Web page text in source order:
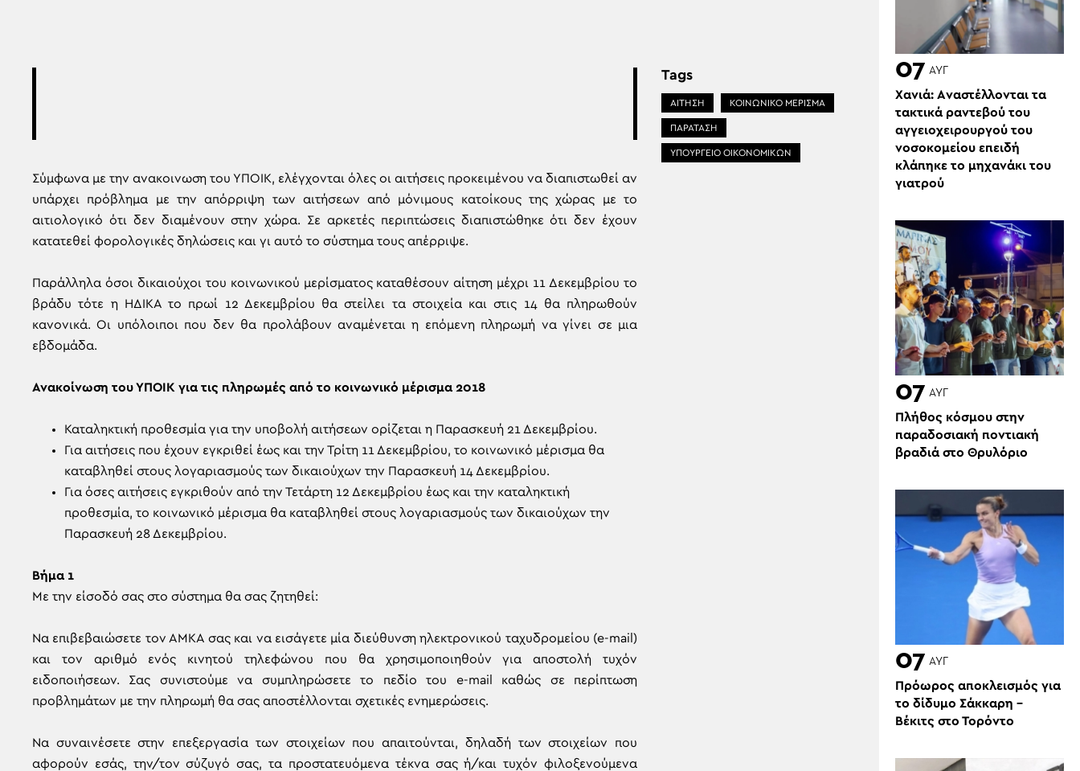
Σύμφωνα με την ανακοινωση του ΥΠΟΙΚ, ελέγχονται όλες οι αιτήσεις προκειμένου να διαπιστωθεί αν
υπάρχει πρόβλημα με την απόρριψη των αιτήσεων από μόνιμους κατοίκους της χώρας με το
αιτιολογικό ότι δεν διαμένουν στην χώρα. Σε αρκετές περιπτώσεις διαπιστώθηκε ότι δεν έχουν
κατατεθεί φορολογικές δηλώσεις και γι αυτό το σύστημα τους απέρριψε.
Παράλληλα όσοι δικαιούχοι του κοινωνικού μερίσματος καταθέσουν αίτηση μέχρι 11 Δεκεμβρίου το
βράδυ τότε η ΗΔΙΚΑ το πρωί 12 Δεκεμβρίου θα στείλει τα στοιχεία και στις 14 θα πληρωθούν
κανονικά. Οι υπόλοιποι που δεν θα προλάβουν αναμένεται η επόμενη πληρωμή να γίνει σε μια
εβδομάδα.
Ανακοίνωση του ΥΠΟΙΚ για τις πληρωμές από το κοινωνικό μέρισμα 2018
Καταληκτική προθεσμία για την υποβολή αιτήσεων ορίζεται η Παρασκευή 21 Δεκεμβρίου.
Για αιτήσεις που έχουν εγκριθεί έως και την Τρίτη 11 Δεκεμβρίου, το κοινωνικό μέρισμα θα
καταβληθεί στους λογαριασμούς των δικαιούχων την Παρασκευή 14 Δεκεμβρίου.
Για όσες αιτήσεις εγκριθούν από την Τετάρτη 12 Δεκεμβρίου έως και την καταληκτική
προθεσμία, το κοινωνικό μέρισμα θα καταβληθεί στους λογαριασμούς των δικαιούχων την
Παρασκευή 28 Δεκεμβρίου.
Βήμα 1
Με την είσοδό σας στο σύστημα θα σας ζητηθεί:
Να επιβεβαιώσετε τον ΑΜΚΑ σας και να εισάγετε μία διεύθυνση ηλεκτρονικού ταχυδρομείου (e-mail)
και τον αριθμό ενός κινητού τηλεφώνου που θα χρησιμοποιηθούν για αποστολή τυχόν
ειδοποιήσεων. Σας συνιστούμε να συμπληρώσετε το πεδίο του e-mail καθώς σε περίπτωση
προβλημάτων με την πληρωμή θα σας αποστέλλονται σχετικές ενημερώσεις.
Nα συναινέσετε στην επεξεργασία των στοιχείων που απαιτούνται, δηλαδή των στοιχείων που
αφορούν εσάς, την/τον σύζυγό σας, τα προστατευόμενα τέκνα σας ή/και τυχόν φιλοξενούμενα
Tags
ΑΙΤΗΣΗ ΚΟΙΝΩΝΙΚΟ ΜΕΡΙΣΜΑ
ΠΑΡΑΤΑΣΗ
ΥΠΟΥΡΓΕΙΟ ΟΙΚΟΝΟΜΙΚΩΝ
07 ΑΥΓ
Χανιά: Aναστέλλονται τα
τακτικά ραντεβού του
αγγειοχειρουργού του
νοσοκομείου επειδή
κλάπηκε το μηχανάκι του
γιατρού
07 ΑΥΓ
Πλήθος κόσμου στην
παραδοσιακή ποντιακή
βραδιά στο Θρυλόριο
07 ΑΥΓ
Πρόωρος αποκλεισμός για
το δίδυμο Σάκκαρη –
Βέκιτς στο Τορόντο